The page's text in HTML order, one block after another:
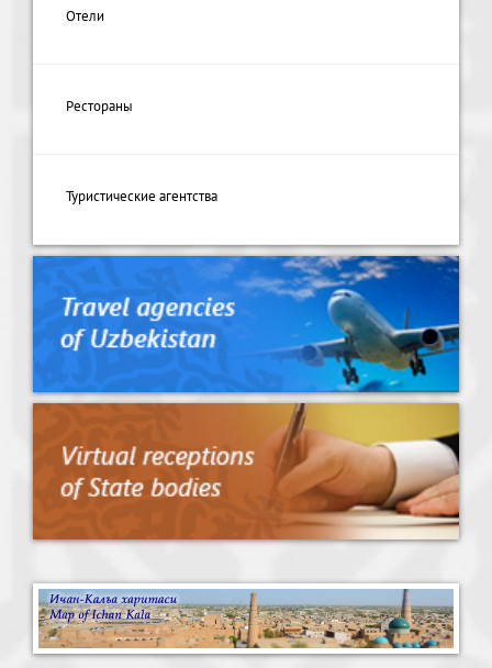
Отели
Рестораны
Туристические агентства